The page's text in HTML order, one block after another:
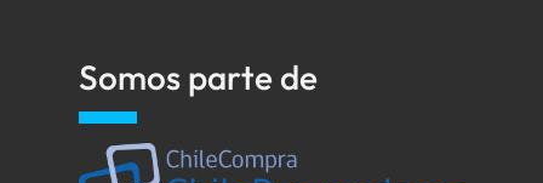
Somos parte de